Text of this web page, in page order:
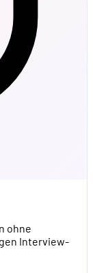
ohne
Interview-